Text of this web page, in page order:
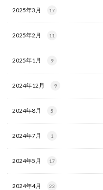
2025年3月 17
2025年2月 11
2025年1月 9
2024年12月 9
2024年8月 5
2024年7月 1
2024年5月 17
2024年4月 23